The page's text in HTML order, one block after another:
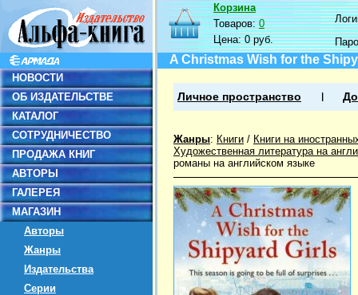
НОВОСТИ
ОБ ИЗДАТЕЛЬСТВЕ
КАТАЛОГ
СОТРУДНИЧЕСТВО
ПРОДАЖА КНИГ
АВТОРЫ
ГАЛЕРЕЯ
МАГАЗИН
Авторы
Жанры
Издательства
Серии
Корзина
Товаров:0
Цена:0 руб.
A Christmas Wish for the
Личное пространство
Жанры: Книги / Книги на
Художественная литература на
романы на английском языке